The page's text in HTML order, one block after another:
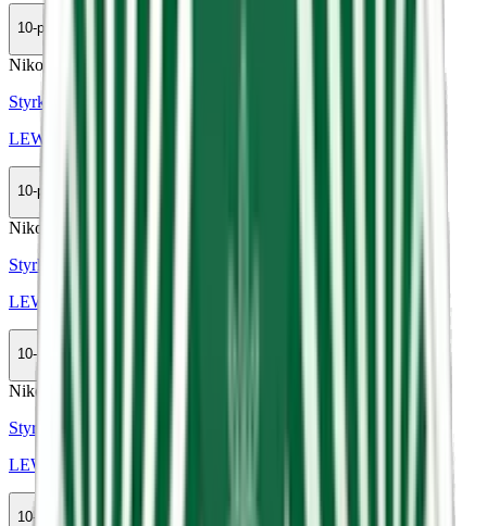
10-pack
Nikotinfri
Styrka Nikotinfri · Slim
LEWA Power Functional Wintermint
10-pack
Nikotinfri
Styrka Nikotinfri · Large
LEWA Cola Lime Nikotinfri
10-pack
Nikotinfri
Styrka Nikotinfri · Large
LEWA Classic Nikotinfri
10-pack